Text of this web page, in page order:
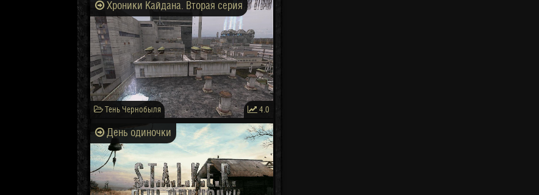
Хроники Кайдана. Вторая серия
Тень Чернобыля 4.0
День одиночки